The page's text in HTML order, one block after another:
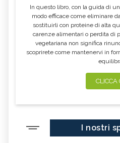
In questo libro, con la guida di
modo efficace come eliminare
sostituirli con proteine di alta
carenze alimentari o perdita di
vegetariana non significa
scoprirete come mantenervi in
CLICCA
I nostri